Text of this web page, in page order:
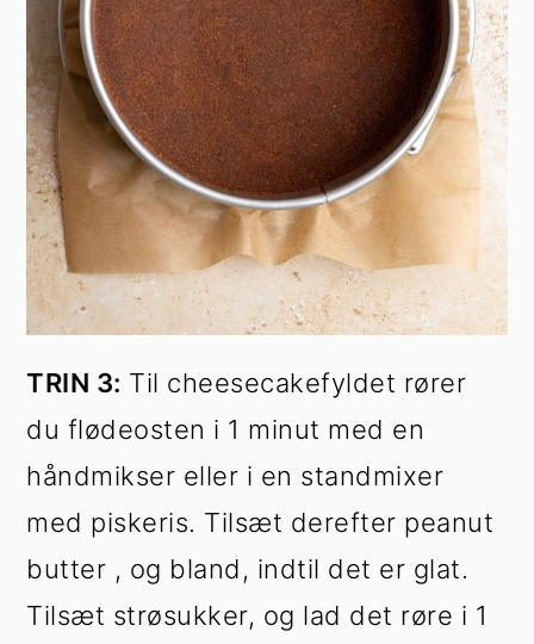
TRIN 3: Til cheesecakefyldet rører
du flødeosten i 1 minut med en
håndmikser eller i en standmixer
med piskeris. Tilsæt derefter peanut
butter , og bland, indtil det er glat.
Tilsæt strøsukker, og lad det røre i 1